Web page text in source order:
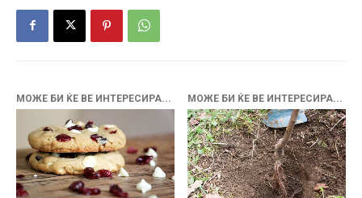
МОЖЕ БИ ЌЕ ВЕ ИНТЕРЕСИРА... МОЖЕ БИ ЌЕ ВЕ ИНТЕРЕСИРА...